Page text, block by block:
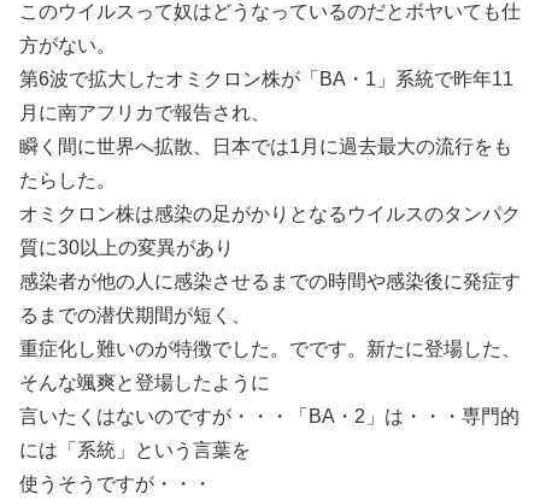
このウイルスって奴はどうなっているのだとボヤいても仕
方がない。
第6波で拡大したオミクロン株が「BA・1」系統で昨年11
月に南アフリカで報告され、
瞬く間に世界へ拡散、日本では1月に過去最大の流行をも
たらした。
オミクロン株は感染の足がかりとなるウイルスのタンパク
質に30以上の変異があり
感染者が他の人に感染させるまでの時間や感染後に発症す
るまでの潜伏期間が短く、
重症化し難いのが特徴でした。でです。新たに登場した、
そんな颯爽と登場したように
言いたくはないのですが・・・「BA・2」は・・・専門的
には「系統」という言葉を
使うそうですが・・・